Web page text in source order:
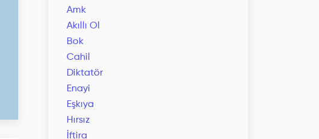
Amk
Akıllı Ol
Bok
Cahil
Diktatör
Enayi
Eşkıya
Hırsız
İftira